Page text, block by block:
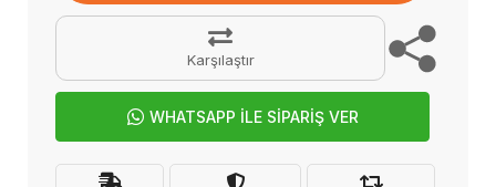
Karşılaştır
WHATSAPP İLE SİPARİŞ VER